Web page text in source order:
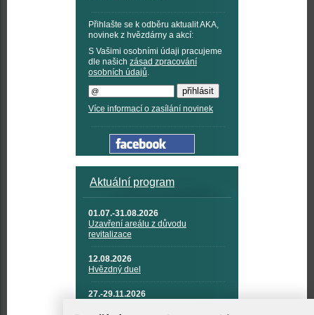
Přihlašte se k odběru aktualit AKA,
novinek z hvězdárny a akcí:
S Vašimi osobními údaji pracujeme
dle našich zásad zpracování
osobních údajů.
Více informací o zasílání novinek
Aktuální program
01.07.-31.08.2026
Uzavření areálu z důvodu
revitalizace
12.08.2026
Hvězdný duel
27.-29.11.2026